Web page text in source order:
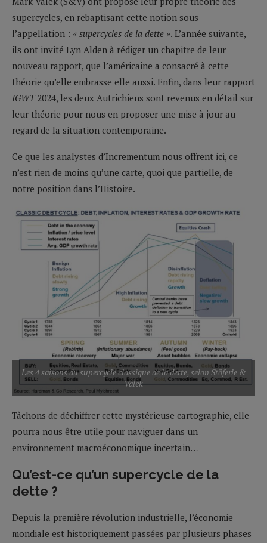
supercycles, en rebaptisant cette notion sous
l’appellation : « supercycles de la dette ». L’année suivante,
ils ont invité Lyn Alden à rédiger un chapitre de leur
nouveau rapport, que l’américaine a consacré à cette
théorie qu’elle embrasse elle aussi. Enfin, dans leur rapport
IGWT2024, les deux Autrichiens sont revenus en détail sur
leur théorie pour nous en proposer une mise à jour au
regard de la situation contemporaine.
Ce que les analystes d’Incrementum nous offrent ici, ce
n’est rien de moins qu’une carte, quoi que partielle, de
notre position dans l’Histoire.
Les 4 saisons du supercycle classique de la dette, selon Stöferle &
Valek
Tâchons de déchiffrer cette mystérieuse cartographie, elle
pourra nous être utile pour naviguer dans un
environnement macroéconomique incertain…
Qu’est-ce qu’un supercycle de la
dette ?
Depuis la première révolution industrielle, l’économie
mondiale est historiquement passées par plusieurs phases